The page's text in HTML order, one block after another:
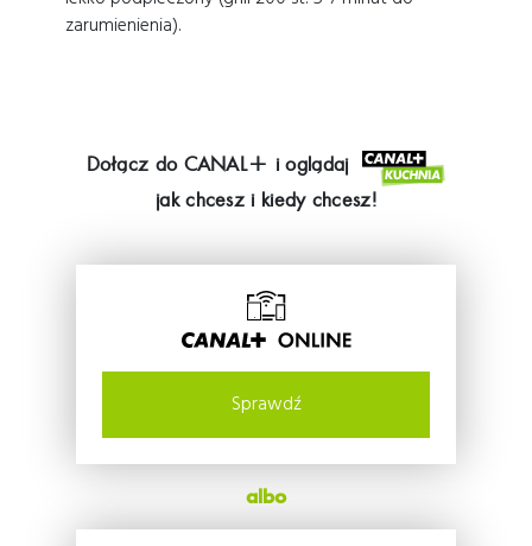
zarumienienia).
Dołącz do CANAL+ i oglądaj
jak chcesz i kiedy chcesz!
Sprawdź
albo